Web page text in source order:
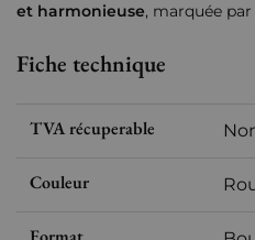
et harmonieuse, marquée
Fiche technique
TVA récuperable
Couleur